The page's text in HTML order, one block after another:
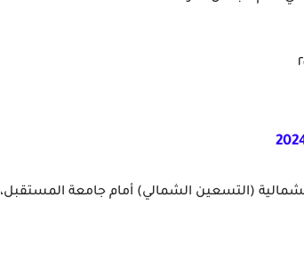
المستثمرين الشمالية (التسعين الشمالي) أمام جامعة المستقبل،